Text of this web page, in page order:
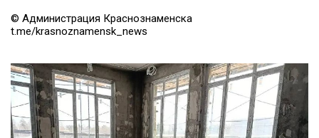
© Администрация Краснознаменска
t.me/krasnoznamensk_news